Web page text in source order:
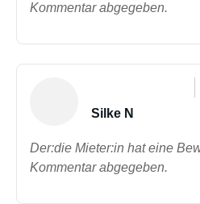
Kommentar abgegeben.
Silke N
Der:die Mieter:in hat eine
Kommentar abgegeben.